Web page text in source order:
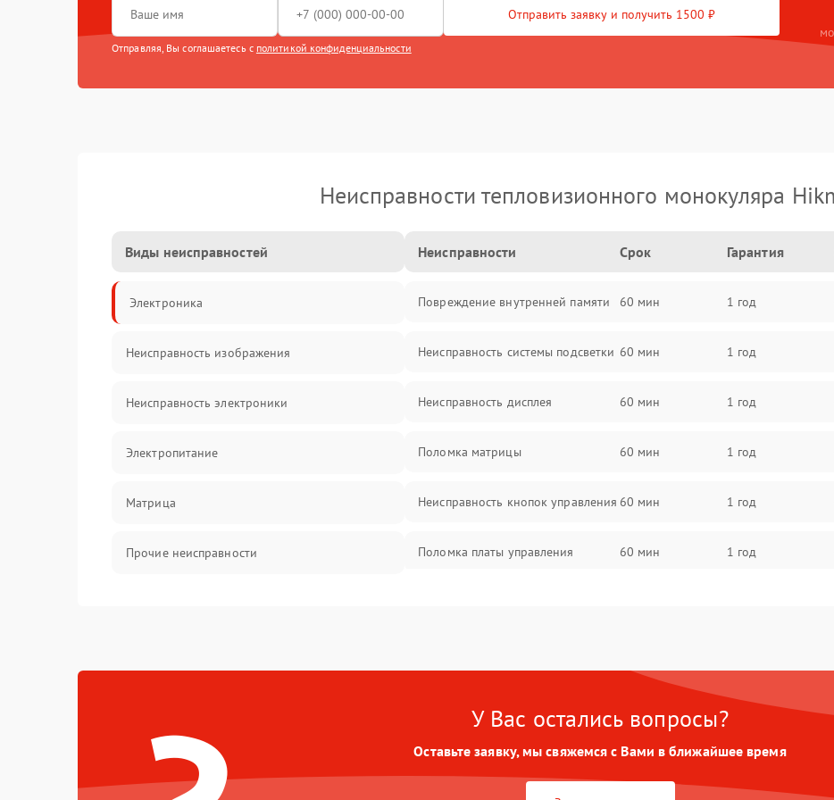
Отправить заявку и получить 1500 ₽
Отправляя, Вы соглашаетесь с политикой конфиденциальности
Неисправности тепловизионного монокуляра
Виды неисправностей
Электроника
Неисправность изображения
Неисправность электроники
Электропитание
Матрица
Прочие неисправности
Оптика
Неисправности Срок Гарантия
Повреждение внутренней памяти 60 мин 1 год
Неисправность системы подсветки 60 мин 1 год
Неисправность дисплея 60 мин 1 год
Поломка матрицы 60 мин 1 год
Неисправность кнопок управления 60 мин 1 год
Поломка платы управления 60 мин 1 год
Поломка разъема для зарядки 60 мин 1 год
У Вас остались вопросы?
Оставьте заявку, мы свяжемся с Вами в ближайшее время